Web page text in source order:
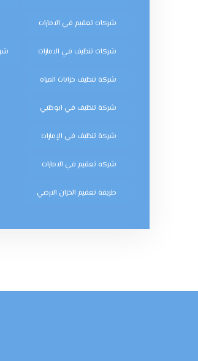
شركات تعقيم في الامارات
شركات تنظيف في الامارات
شركة تنظيف خزانات المياه
شركة تنظيف في ابوظبي
شركة تنظيف في الإمارات
شركه تعقيم في الامارات
طريقة تعقيم الخزان الارضي